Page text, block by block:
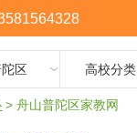
区 高校分类
>舟山普陀区家教网